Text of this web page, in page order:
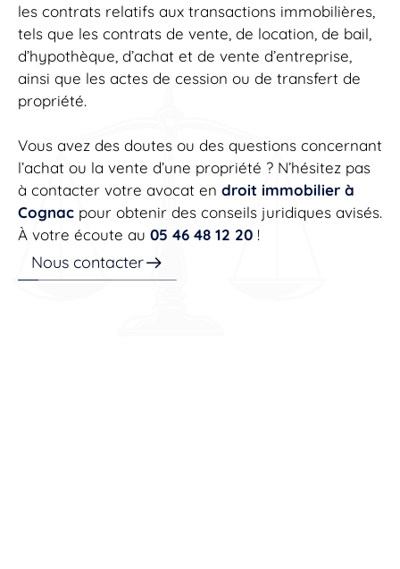
les contrats relatifs aux transactions immobilières,
tels que les contrats de vente, de location, de bail,
d’hypothèque, d’achat et de vente d’entreprise,
ainsi que les actes de cession ou de transfert de
propriété.
Vous avez des doutes ou des questions concernant
l’achat ou la vente d’une propriété ? N’hésitez pas
à contacter votre avocat en droit immobilier à
Cognac pour obtenir des conseils juridiques avisés.
À votre écoute au 05 46 48 12 20 !
Nous contacter